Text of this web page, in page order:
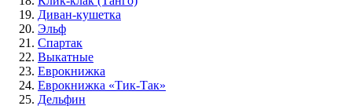
Диван-кушетка
Эльф
Спартак
Выкатные
Еврокнижка
Еврокнижка «Тик-Так»
Дельфин